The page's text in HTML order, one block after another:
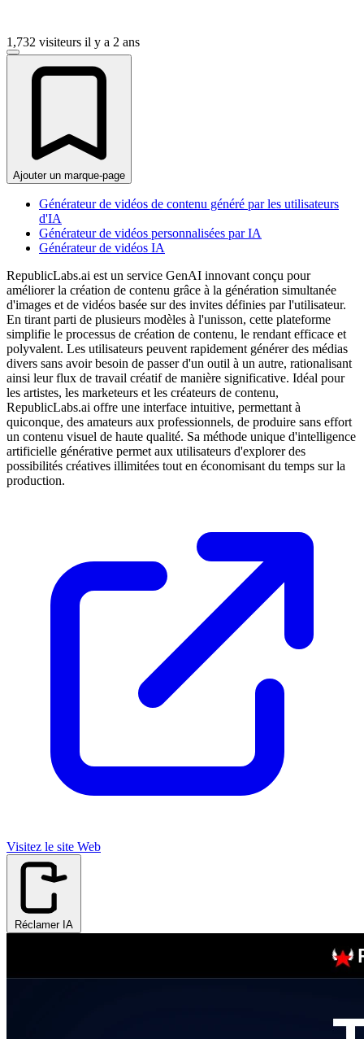
1,732 visiteurs il y a 2 ans
Ajouter un marque-page
Générateur de vidéos de contenu généré par les utilisateurs
d'IA
Générateur de vidéos personnalisées par IA
Générateur de vidéos IA
RepublicLabs.ai est un service GenAI innovant conçu pour
améliorer la création de contenu grâce à la génération simultanée
d'images et de vidéos basée sur des invites définies par l'utilisateur.
En tirant parti de plusieurs modèles à l'unisson, cette plateforme
simplifie le processus de création de contenu, le rendant efficace et
polyvalent. Les utilisateurs peuvent rapidement générer des médias
divers sans avoir besoin de passer d'un outil à un autre, rationalisant
ainsi leur flux de travail créatif de manière significative. Idéal pour
les artistes, les marketeurs et les créateurs de contenu,
RepublicLabs.ai offre une interface intuitive, permettant à
quiconque, des amateurs aux professionnels, de produire sans effort
un contenu visuel de haute qualité. Sa méthode unique d'intelligence
artificielle générative permet aux utilisateurs d'explorer des
possibilités créatives illimitées tout en économisant du temps sur la
production.
Visitez le site Web
Réclamer IA